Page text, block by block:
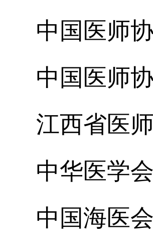
中国医师
中国医师
江西省医
中华医学
中国海医